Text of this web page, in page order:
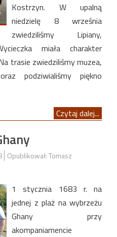
Kostrzyn. W upalną
niedzielę 8 września
zwiedziliśmy Lipiany,
miała charakter
trasie zwiedziliśmy muzea,
podziwialiśmy piękno
Czytaj dalej...
Opublikował: Tomasz
1 stycznia 1683 r. na
jednej z plaż na wybrzeżu
Ghany przy
akompaniamencie